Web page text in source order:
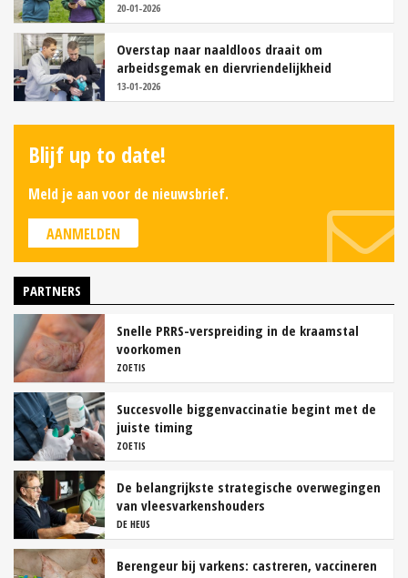
20-01-2026
Overstap naar naaldloos draait om
arbeidsgemak en diervriendelijkheid
13-01-2026
Blijf up to date!
Meld je aan voor de nieuwsbrief.
AANMELDEN
PARTNERS
Snelle PRRS-verspreiding in de kraamstal
voorkomen
ZOETIS
Succesvolle biggenvaccinatie begint met de
juiste timing
ZOETIS
De belangrijkste strategische overwegingen
van vleesvarkenshouders
DE HEUS
Berengeur bij varkens: castreren, vaccineren